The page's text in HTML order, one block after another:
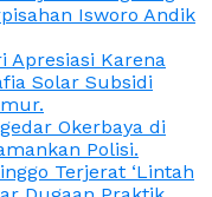
Isworo Andik
Apresiasi Karena
Solar Subsidi
Okerbaya di
Polisi.
Terjerat ‘Lintah